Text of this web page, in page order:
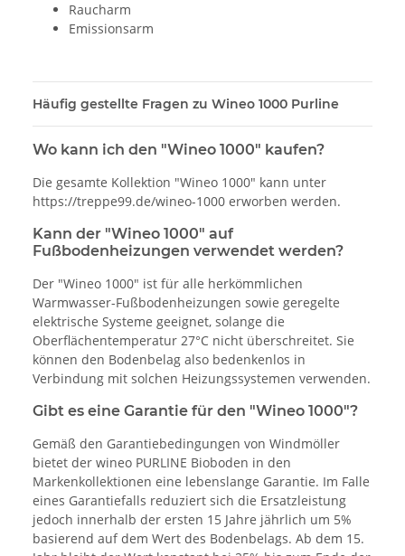
Raucharm
Emissionsarm
Häufig gestellte Fragen zu Wineo 1000 Purline
Wo kann ich den "Wineo 1000" kaufen?
Die gesamte Kollektion "Wineo 1000" kann unter
https://treppe99.de/wineo-1000 erworben werden.
Kann der "Wineo 1000" auf
Fußbodenheizungen verwendet werden?
Der "Wineo 1000" ist für alle herkömmlichen
Warmwasser-Fußbodenheizungen sowie geregelte
elektrische Systeme geeignet, solange die
Oberflächentemperatur 27°C nicht überschreitet. Sie
können den Bodenbelag also bedenkenlos in
Verbindung mit solchen Heizungssystemen verwenden.
Gibt es eine Garantie für den "Wineo 1000"?
Gemäß den Garantiebedingungen von Windmöller
bietet der wineo PURLINE Bioboden in den
Markenkollektionen eine lebenslange Garantie. Im Falle
eines Garantiefalls reduziert sich die Ersatzleistung
jedoch innerhalb der ersten 15 Jahre jährlich um 5%
basierend auf dem Wert des Bodenbelags. Ab dem 15.